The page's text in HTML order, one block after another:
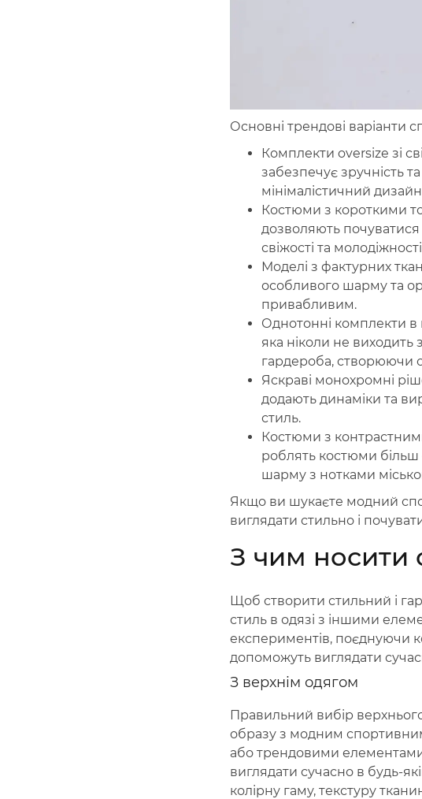
Основні трендові варіанти
Комплекти oversize зі
забезпечує зручність
мінімалістичний
Костюми з короткими
дозволяють
свіжості та
Моделі з фактурних
особливого шарму та
привабливим.
Однотонні комплекти в
яка ніколи не
гардероба, створюючи
Яскраві монохромні
додають динаміки та
стиль.
Костюми з
роблять костюми
шарму з нотками
Якщо ви шукаєте модний
виглядати стильно і
З чим носити
Щоб створити стильний і
стиль в одязі з іншими
експериментів, поєднуючи
допоможуть виглядати
З верхнім одягом
Правильний вибір
образу з модним
або трендовими елементами
виглядати сучасно в будь-
колірну гаму, текстуру